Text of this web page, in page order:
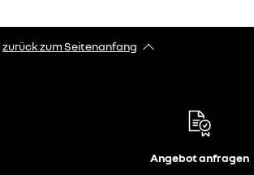
zurück zum Seitenanfang
Angebot anfragen